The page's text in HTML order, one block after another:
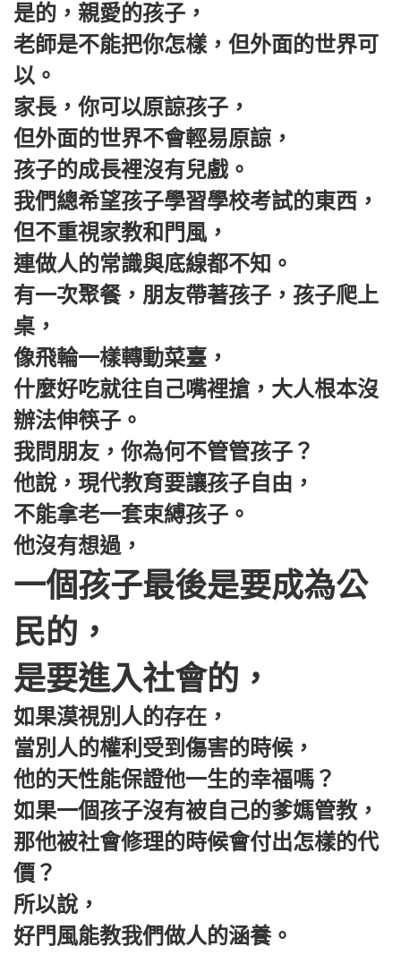
是的，親愛的孩子，
老師是不能把你怎樣，但外面的世界可
以。
家長，你可以原諒孩子，
但外面的世界不會輕易原諒，
孩子的成長裡沒有兒戲。
我們總希望孩子學習學校考試的東西，
但不重視家教和門風，
連做人的常識與底線都不知。
有一次聚餐，朋友帶著孩子，孩子爬上
桌，
像飛輪一樣轉動菜臺，
什麼好吃就往自己嘴裡搶，大人根本沒
辦法伸筷子。
我問朋友，你為何不管管孩子？
他說，現代教育要讓孩子自由，
不能拿老一套束縛孩子。
他沒有想過，
一個孩子最後是要成為公
民的，
是要進入社會的，
如果漠視別人的存在，
當別人的權利受到傷害的時候，
他的天性能保證他一生的幸福嗎？
如果一個孩子沒有被自己的爹媽管教，
那他被社會修理的時候會付出怎樣的代
價？
所以說，
好門風能教我們做人的涵養。